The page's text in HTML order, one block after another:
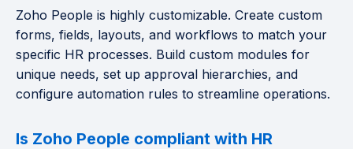
Zoho People is highly customizable. Create custom
forms, fields, layouts, and workflows to match your
specific HR processes. Build custom modules for
unique needs, set up approval hierarchies, and
configure automation rules to streamline operations.
Is Zoho People compliant with HR